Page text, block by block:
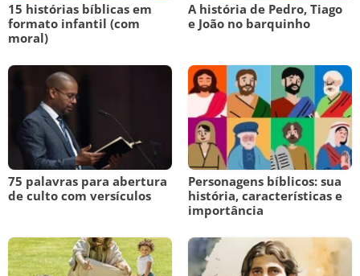
15 histórias bíblicas em
formato infantil (com
moral)
A história de Pedro, Tiago
e João no barquinho
75 palavras para abertura
de culto com versículos
Personagens bíblicos: sua
história, características e
importância